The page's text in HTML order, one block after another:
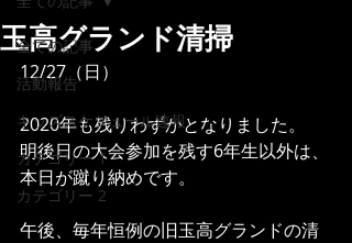
全ての記事
活動報告
キッズスケジュール速報
カテゴリー 1
カテゴリー 2
玉高グランド清掃
12/27（日）
2020年も残りわずかとなりました。
明後日の大会参加を残す6年生以外は、
本日が蹴り納めです。
午後、毎年恒例の旧玉高グランドの清